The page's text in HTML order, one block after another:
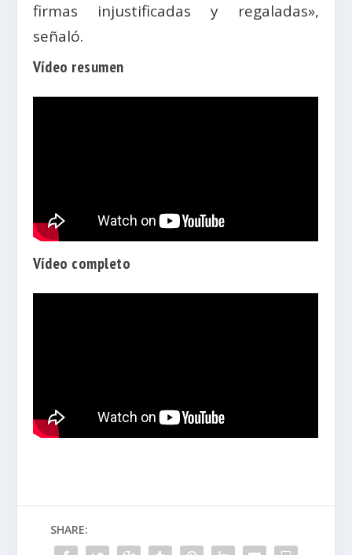
firmas injustificadas y regaladas»,
señaló.
Vídeo resumen
Vídeo completo
SHARE: